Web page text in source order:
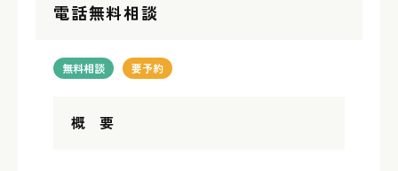
電話無料相談
無料相談 要予約
概 要